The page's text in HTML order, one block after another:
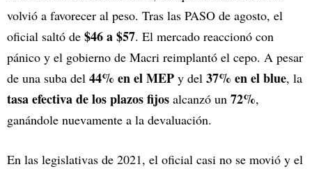
volvió a favorecer al peso. Tras las PASO de agosto, el
oficial saltó de $46 a $57. El mercado reaccionó con
pánico y el gobierno de Macri reimplantó el cepo. A pesar
de una suba del 44% en el MEP y del 37% en el blue, la
tasa efectiva de los plazos fijos alcanzó un 72%,
ganándole nuevamente a la devaluación.
En las legislativas de 2021, el oficial casi no se movió y el